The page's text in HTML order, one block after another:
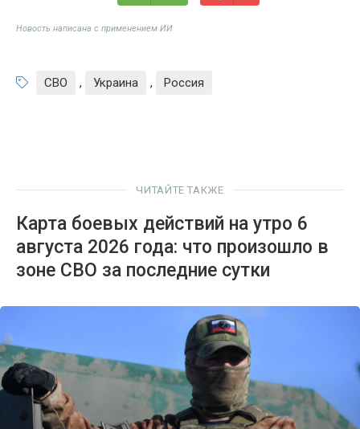
Новость написана с применением ИИ
СВО , Украина , Россия
ЧИТАЙТЕ ТАКЖЕ
Карта боевых действий на утро 6
августа 2026 года: что произошло в
зоне СВО за последние сутки